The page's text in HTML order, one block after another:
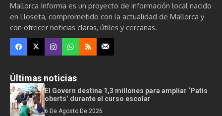
Mallorca Informa es un proyecto de información local nacido
en Lloseta, comprometido con la actualidad de Mallorca y
con ofrecer noticias claras, útiles y cercanas.
Últimas noticias
El Govern destina 1,3 millones para ampliar ‘Patis
oberts’ durante el curso escolar
6 De Agosto De 2026